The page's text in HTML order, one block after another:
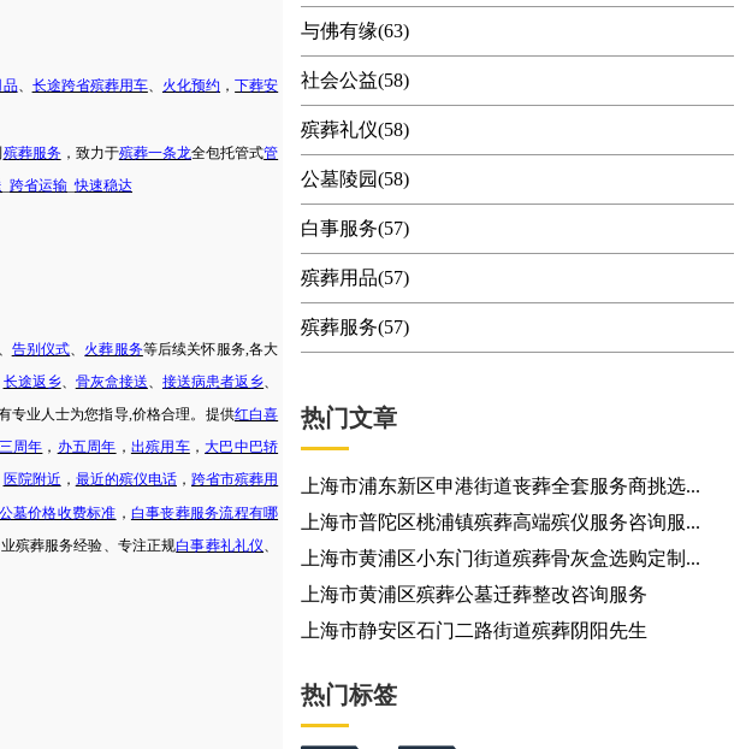
品、 长途跨省殡葬用车、 火化预约 ，下葬安
殡葬服务，致力于殡葬一条龙全包托管式管
跨省运输 _快速稳达
告别仪式 火葬服务等后续关怀服务,各大
长途返乡、 骨灰盒接送 接送病患者返乡
专业人士为您指导,价格合理。提供红白喜
周年 ， 办五周年 ， 出殡用车，大巴中巴轿
医院附近 ， 最近的殡仪电话， 跨省市殡葬用
公墓价格收费标准 ， 白事丧葬服务流程有哪
殡葬服务经验、专注正规白事葬礼礼仪
与佛有缘(63)
社会公益(58)
殡葬礼仪(58)
公墓陵园(58)
白事服务(57)
殡葬用品(57)
殡葬服务(57)
热门文章
上海市浦东新区申港街道丧葬全套服务商挑选...
上海市普陀区桃浦镇殡葬高端殡仪服务咨询服...
上海市黄浦区小东门街道殡葬骨灰盒选购定制...
上海市黄浦区殡葬公墓迁葬整改咨询服务
上海市静安区石门二路街道殡葬阴阳先生
热门标签